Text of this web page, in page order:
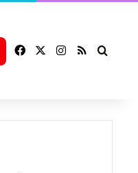
FacebookInstagram
RSS